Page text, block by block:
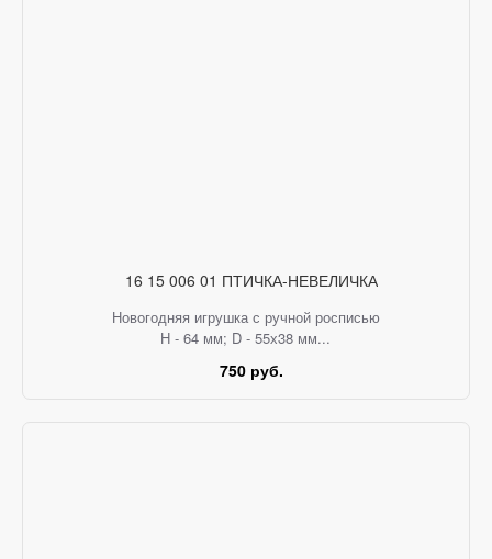
16 15 006 01 ПТИЧКА-НЕВЕЛИЧКА
Новогодняя игрушка с ручной росписью
H - 64 мм; D - 55х38 мм...
750 руб.